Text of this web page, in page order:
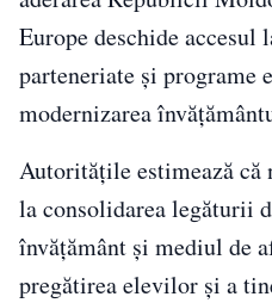
Europe deschide
parteneriate și programe
modernizarea
Autoritățile estimează
la consolidarea legăturii
învățământ și mediul de
pregătirea elevilor și a